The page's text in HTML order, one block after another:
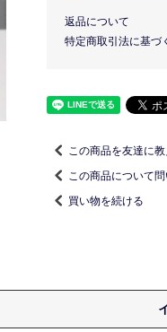
返品について
特定商取引法に基づ
この商品を友達に
この商品について
買い物を続ける